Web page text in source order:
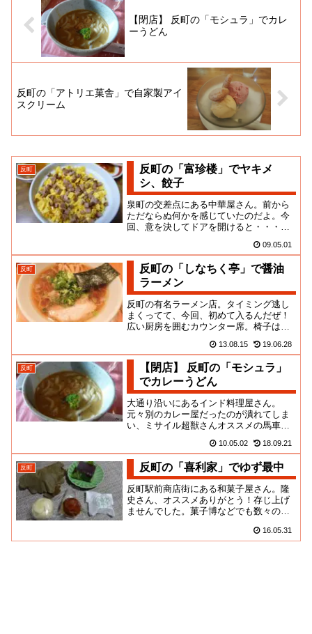
【閉店】 反町の「モシュラ」でカレ
ーうどん
反町の「アトリエ菓舎」で自家製アイ
スクリーム
反町
反町の「富珍楼」でヤキメ
シ、餃子
泉町の交差点にある中華屋さん。前から
ただならぬ何かを感じていたのだよ。今
回、意を決してドアを開けると・・・そ
居間空間が広がっていた！雑然... 09.05.01
反町
反町の「しなちく亭」で醤油
ラーメン
反町の有名ラーメン店。タイミング逃し
まくってて、今回、初めて入るんだぜ！
広い厨房を囲むカウンター席。椅子はち
清掃されていて清潔感があるよ...
13.08.15 19.06.28
反町
【閉店】 反町の「モシュラ」
でカレーうどん
大通り沿いにあるインド料理屋さん。
元々別のカレー屋だったのが潰れてしま
い、ミサイル超獣さんオススメの馬車道
然見つけた・・・気になってたん...
10.05.02 18.09.21
反町 反町の「喜利家」でゆず最中
反町駅前商店街にある和菓子屋さん。隆
史さん、オススメありがとう！存じ上げ
ませんでした。菓子博などでも数々の賞
て。和菓子屋さんてさ、観光地... 16.05.31